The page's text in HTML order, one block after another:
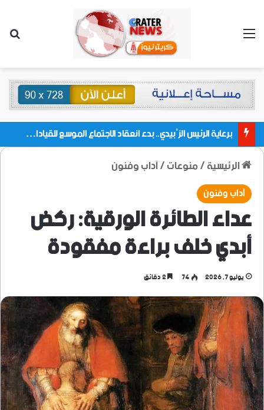
القائمة
برعاية الرئيس الزُبيدي.. بدء انعقاد الاجتماع الموسع للقيادات المحلية بالعاصمة ولمديريات وكتل مجلس العموم ومنسقيات الجامعة بالعاصمة عدن
الرئيسية/منوعات/آداب وفنون
آداب وفنون
عداء الطائرة الورقية: ركض
أبدي خلف براءة مفقودة
يوليو 7, 2026 74